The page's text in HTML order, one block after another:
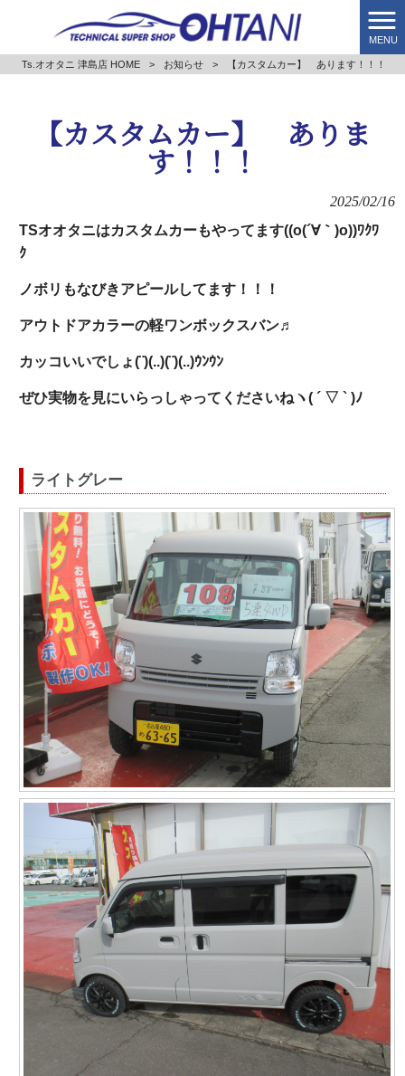
MENU
Ts.オオタニ 津島店 HOME > お知らせ > 【カスタムカー】 あります！！！
【カスタムカー】 ありま
す！！！
2025/02/16
TSオオタニはカスタムカーもやってます((o(´∀｀)o))ﾜｸﾜ
ｸ
ノボリもなびきアピールしてます！！！
アウトドアカラーの軽ワンボックスバン♬
カッコいいでしょ(¨)(..)(¨)(..)ｳﾝｳﾝ
ぜひ実物を見にいらっしゃってくださいねヽ( ´ ▽ ` )ﾉ
ライトグレー